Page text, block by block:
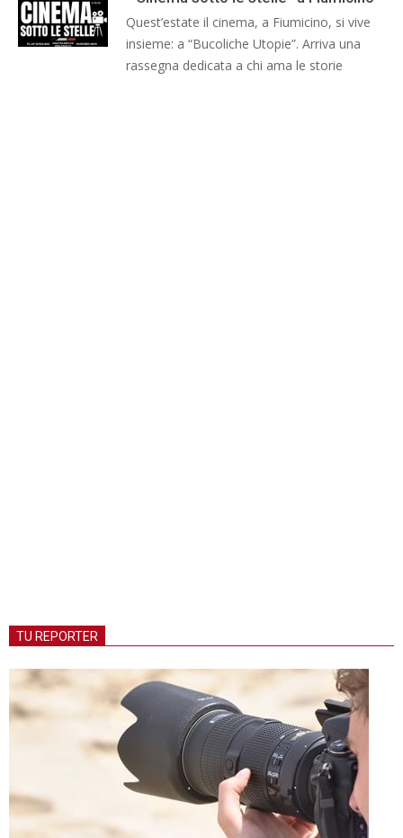
Quest’estate il cinema, a Fiumicino, si vive
insieme: a “Bucoliche Utopie”. Arriva una
rassegna dedicata a chi ama le storie
TU REPORTER